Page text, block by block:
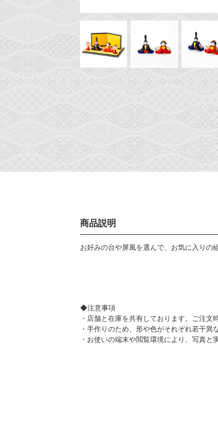
商品説明
お好みの台や屏風を選んで、お気に入りの
◆注意事項
・店舗と在庫を共有しております。ご注文
・手作りのため、形や色がそれぞれ若干異
・お使いの端末や閲覧環境により、写真と